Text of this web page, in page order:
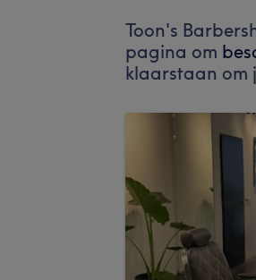
Toon's
pagina om
klaarstaan om